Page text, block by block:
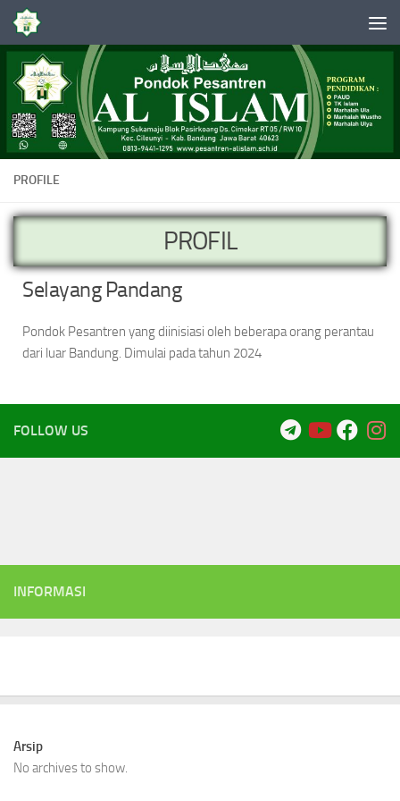
Skip to content
PROFILE
PROFIL
Selayang Pandang
Pondok Pesantren yang diinisiasi oleh beberapa orang perantau
dari luar Bandung. Dimulai pada tahun 2024
FOLLOW US
INFORMASI
Arsip
No archives to show.